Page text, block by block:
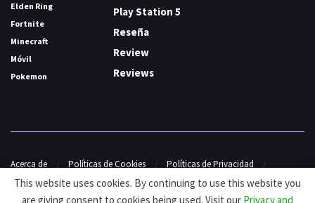
Elden Ring
Fortnite
Minecraft
Móvil
Pokemon
Play Station 5
Reseña
Review
Reviews
Acerca de Políticas de Cookies
Políticas de Privacidad
Contacto
This website uses cookies. By continuing to use this website you
are giving consent to cookies being used. Visit our Privacy and